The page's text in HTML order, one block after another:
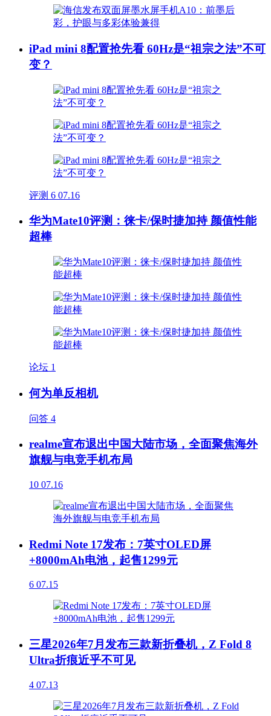
iPad mini 8配置抢先看 60Hz是“祖宗之法”不可
变？
评测 6 07.16
华为Mate10评测：徕卡/保时捷加持 颜值性能
超棒
论坛 1
何为单反相机
问答 4
realme宣布退出中国大陆市场，全面聚焦海外
旗舰与电竞手机布局
10 07.16
Redmi Note 17发布：7英寸OLED屏
+8000mAh电池，起售1299元
6 07.15
三星2026年7月发布三款新折叠机，Z Fold 8
Ultra折痕近乎不可见
4 07.13